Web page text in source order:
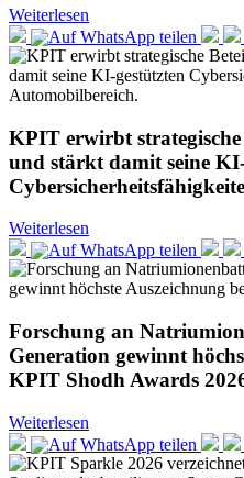
Weiterlesen
KPIT erwirbt
und stärkt damit seine
Weiterlesen
Forschung an
Generation gewinnt
KPIT Shodh Awards
Weiterlesen